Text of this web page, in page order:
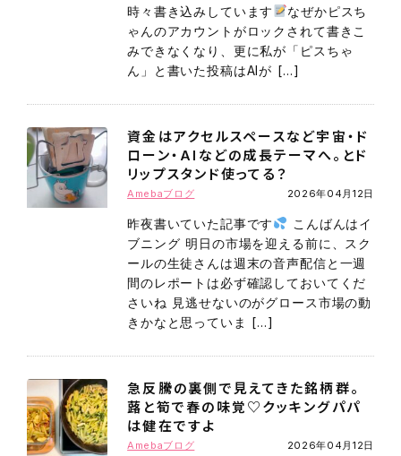
時々書き込みしています
なぜかピスち
ゃんのアカウントがロックされて書きこ
みできなくなり、更に私が「ピスちゃ
ん」と書いた投稿はAIが […]
資金はアクセルスペースなど宇宙・ド
ローン・AIなどの成長テーマへ。とド
リップスタンド使ってる？
Amebaブログ 2026年04月12日
昨夜書いていた記事です
こんばんはイ
ブニング 明日の市場を迎える前に、スク
ールの生徒さんは週末の音声配信と一週
間のレポートは必ず確認しておいてくだ
さいね 見逃せないのがグロース市場の動
きかなと思っていま […]
急反騰の裏側で見えてきた銘柄群。
蕗と筍で春の味覚♡クッキングパパ
は健在ですよ
Amebaブログ 2026年04月12日